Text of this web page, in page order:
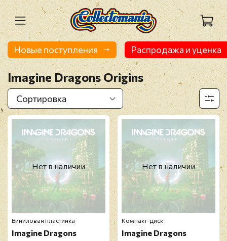
Новые поступления Распродажа и уценка
Imagine Dragons ‎Origins
Нет в наличии
Виниловая пластинка
Imagine Dragons
Нет в наличии
Компакт-диск
Imagine Dragons